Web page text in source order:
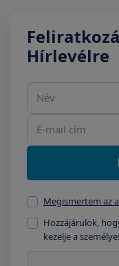
Hírlevélre
Név
E-mail cím
Megismertem az
Hozzájárulok,
kezelje a